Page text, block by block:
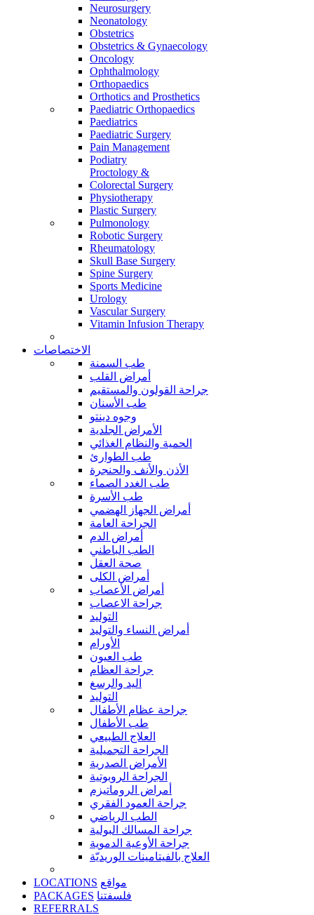
Neurosurgery
Neonatology
Obstetrics
Obstetrics & Gynaecology
Oncology
Ophthalmology
Orthopaedics
Orthotics and Prosthetics
Paediatric Orthopaedics
Paediatrics
Paediatric Surgery
Pain Management
Podiatry
Proctology &
Colorectal Surgery
Physiotherapy
Plastic Surgery
Pulmonology
Robotic Surgery
Rheumatology
Skull Base Surgery
Spine Surgery
Sports Medicine
Urology
Vascular Surgery
Vitamin Infusion Therapy
الاختصاصات
طب السمنة
أمراض القلب
جراحة القولون والمستقيم
طب الأسنان
وجوه دينتو
الأمراض الجلدية
الحمية والنظام الغذائي
طب الطوارئ
الأذن والأنف والحنجرة
طب الغدد الصماء
طب الأسرة
أمراض الجهاز الهضمي
الجراحة العامة
أمراض الدم
الطب الباطني
صحة العقل
أمراض الكلى
أمراض الأعصاب
جراحة الاعصاب
التوليد
أمراض النساء والتوليد
الأورام
طب العيون
جراحة العظام
اليد والرسغ
التوليد
جراحة عظام الأطفال
طب الأطفال
العلاج الطبيعي
الجراحة التجميلية
الأمراض الصدرية
الجراحة الروبوتية
أمراض الروماتيزم
جراحة العمود الفقري
الطب الرياضي
جراحة المسالك البولية
جراحة الأوعية الدموية
العلاج بالفيتامينات الوريديّة
LOCATIONS مواقع
PACKAGES فلسفتنا
REFERRALS